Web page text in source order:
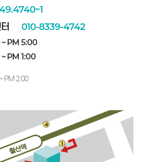
010-8339-4742
PM 5:00
PM 1:00
PM 2:00